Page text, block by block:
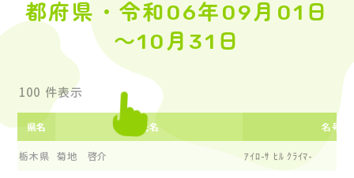
都府県・令和06年09月01日
～10月31日
件表示
県名 氏名 名号
栃木県 菊地 啓介 ｱｲﾛ-ｻ ﾋﾙ ｸﾗｲﾏ-